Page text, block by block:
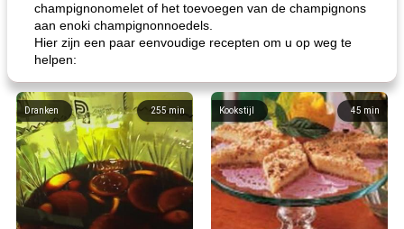
champignonomelet of het toevoegen van de champignons
aan enoki champignonnoedels.
Hier zijn een paar eenvoudige recepten om u op weg te
helpen:
255min
Dranken 45 min
Kookstijl